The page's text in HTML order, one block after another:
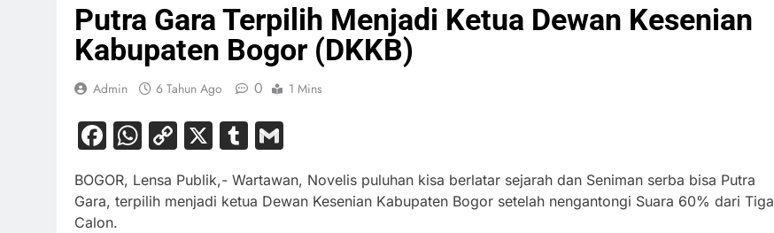
Putra Gara Terpilih Menjadi Ketua Dewan Kesenian
Kabupaten Bogor (DKKB)
Admin 6 Tahun Ago 0 1 Mins
Facebook
WhatsApp
Copy
X Tumblr
BOGOR, Lensa Publik,- Wartawan, Novelis puluhan kisa berlatar sejarah dan Seniman serba bisa Putra
Gara, terpilih menjadi ketua Dewan Kesenian Kabupaten Bogor setelah nengantongi Suara 60% dari Tiga
Calon.